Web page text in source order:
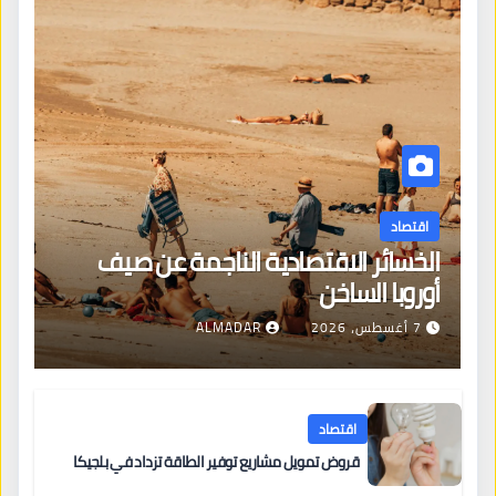
اقتصاد
الخسائر الاقتصادية الناجمة عن صيف
أوروبا الساخن
7 أغسطس، 2026 ALMADAR
اقتصاد
قروض تمويل مشاريع توفير الطاقة تزداد في بلجيكا